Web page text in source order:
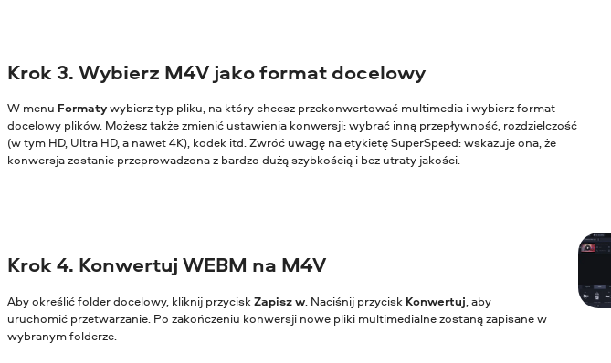
Krok 3. Wybierz M4V jako format docelowy
W menu Formatywybierz typ pliku, na który chcesz przekonwertować multimedia i wybierz format
docelowy plików. Możesz także zmienić ustawienia konwersji: wybrać inną przepływność, rozdzielczość
(w tym HD, Ultra HD, a nawet 4K), kodek itd. Zwróć uwagę na etykietę SuperSpeed: wskazuje ona, że
konwersja zostanie przeprowadzona z bardzo dużą szybkością i bez utraty jakości.
Krok 4. Konwertuj WEBM na M4V
Aby określić folder docelowy, kliknij przyciskZapisz w. Naciśnij przycisk Konwertuj, aby
uruchomić przetwarzanie. Po zakończeniu konwersji nowe pliki multimedialne zostaną zapisane w
wybranym folderze.